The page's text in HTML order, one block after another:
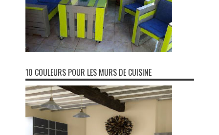
10 COULEURS POUR LES MURS DE CUISINE